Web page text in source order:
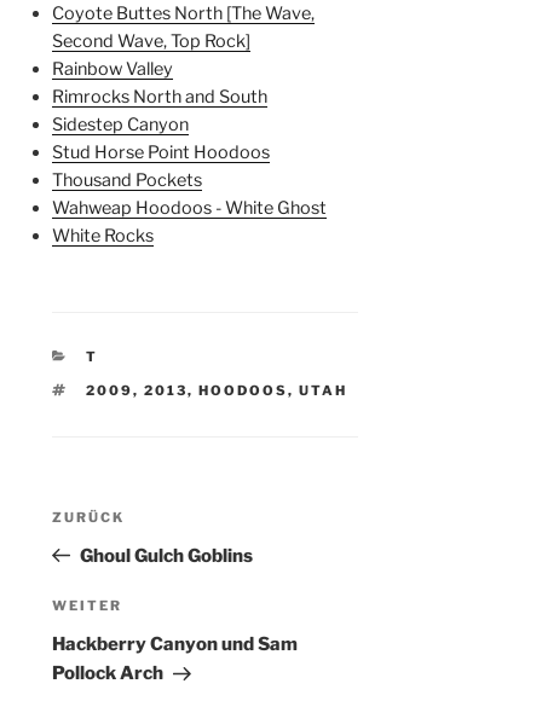
Coyote Buttes North [The Wave,
Second Wave, Top Rock]
Rainbow Valley
Rimrocks North and South
Sidestep Canyon
Stud Horse Point Hoodoos
Thousand Pockets
Wahweap Hoodoos - White Ghost
White Rocks
KATEGORIEN
T
SCHLAGWÖRTER
2009, 2013, HOODOOS, UTAH
Beitragsnavigation
Vorheriger
Beitrag
ZURÜCK
Ghoul Gulch Goblins
Nächster
Beitrag
WEITER
Hackberry Canyon und Sam
Pollock Arch